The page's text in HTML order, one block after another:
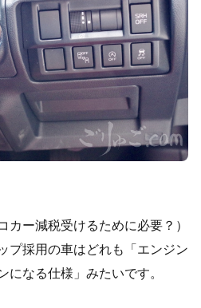
カー減税受けるために必要？）
プ採用の車はどれも「エンジン
になる仕様」みたいです。